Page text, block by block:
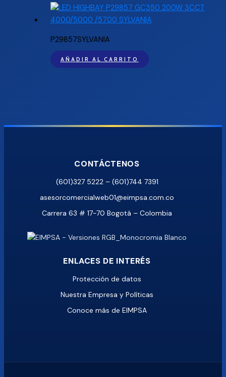
P29857SYLVANIA
AÑADIR AL CARRITO
CONTÁCTENOS
(601)327 5222 – (601)744 7391
asesorcomercialweb01@eimpsa.com.co
Carrera 63 # 17-70 Bogotá – Colombia
ENLACES DE INTERÉS
Protección de datos
Nuestra Empresa y Políticas
Conoce más de EIMPSA